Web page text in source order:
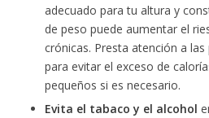
adecuado para tu altura y
de peso puede aumentar el
crónicas. Presta atención a
para evitar el exceso de
pequeños si es necesario.
Evita el tabaco y el alcohol